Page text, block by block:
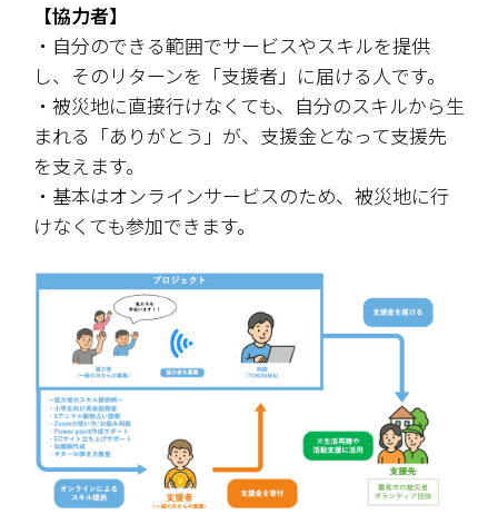
【協力者】
・自分のできる範囲でサービスやスキルを提供
し、そのリターンを「支援者」に届ける人です。
・被災地に直接行けなくても、自分のスキルから生
まれる「ありがとう」が、支援金となって支援先
を支えます。
・基本はオンラインサービスのため、被災地に行
けなくても参加できます。